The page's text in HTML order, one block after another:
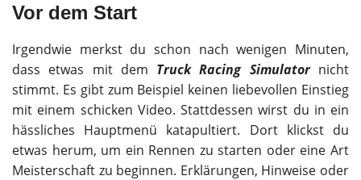
Vor dem Start
Irgendwie merkst du schon nach wenigen Minuten,
dass etwas mit dem Truck Racing Simulatornicht
stimmt. Es gibt zum Beispiel keinen liebevollen Einstieg
mit einem schicken Video. Stattdessen wirst du in ein
hässliches Hauptmenü katapultiert. Dort klickst du
etwas herum, um ein Rennen zu starten oder eine Art
Meisterschaft zu beginnen. Erklärungen, Hinweise oder